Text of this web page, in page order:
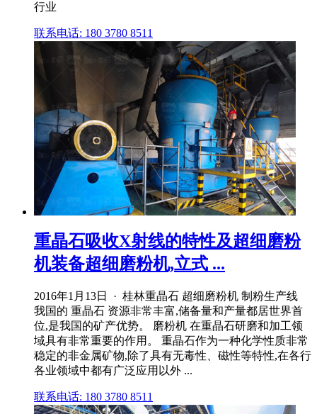
行业
联系电话: 180 3780 8511
重晶石吸收X射线的特性及超细磨粉
机装备超细磨粉机,立式 ...
2016年1月13日 · 桂林重晶石 超细磨粉机 制粉生产线
我国的 重晶石 资源非常丰富,储备量和产量都居世界首
位,是我国的矿产优势。 磨粉机 在重晶石研磨和加工领
域具有非常重要的作用。 重晶石作为一种化学性质非常
稳定的非金属矿物,除了具有无毒性、磁性等特性,在各行
各业领域中都有广泛应用以外 ...
联系电话: 180 3780 8511